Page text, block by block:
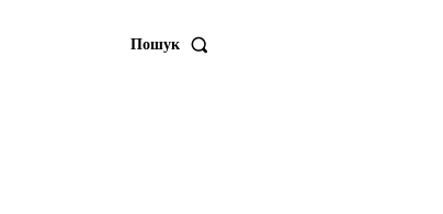
Пошук